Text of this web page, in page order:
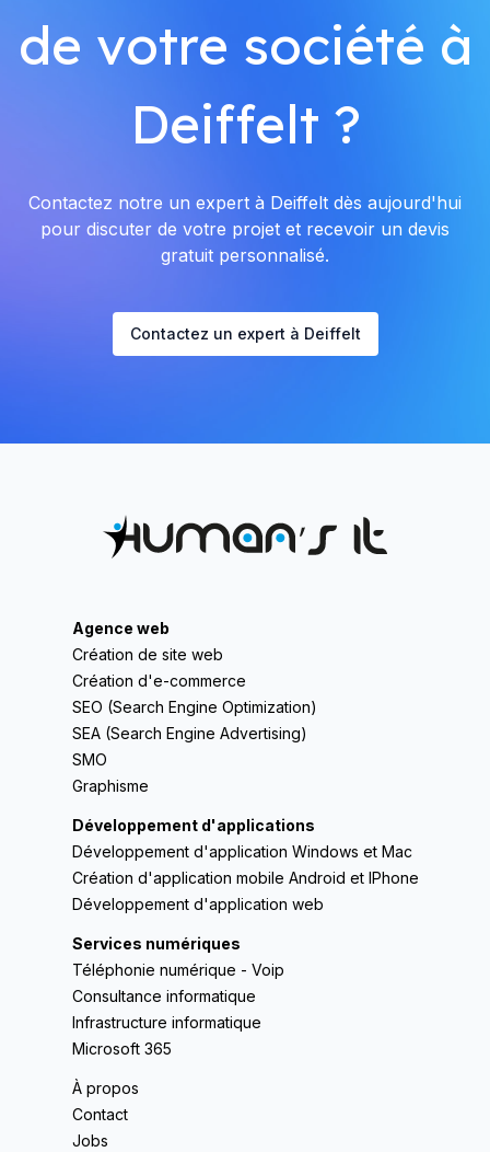
de votre société à
Deiffelt ?
Contactez notre un expert à Deiffelt dès aujourd'hui
pour discuter de votre projet et recevoir un devis
gratuit personnalisé.
Contactez un expert à Deiffelt
Agence web
Création de site web
Création d'e-commerce
SEO (Search Engine Optimization)
SEA (Search Engine Advertising)
SMO
Graphisme
Développement d'applications
Développement d'application Windows et Mac
Création d'application mobile Android et IPhone
Développement d'application web
Services numériques
Téléphonie numérique - Voip
Consultance informatique
Infrastructure informatique
Microsoft 365
À propos
Contact
Jobs